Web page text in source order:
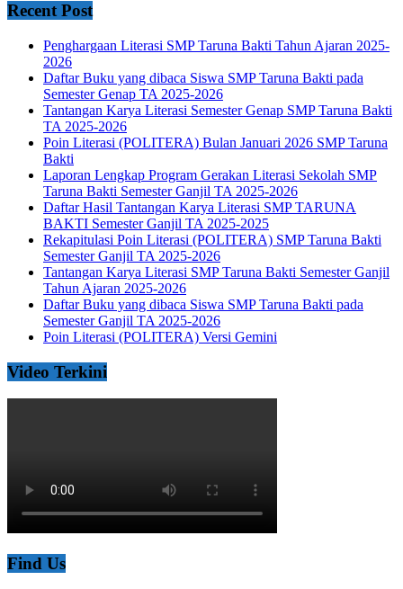
Recent Post
Penghargaan Literasi SMP Taruna Bakti Tahun Ajaran 2025-
2026
Daftar Buku yang dibaca Siswa SMP Taruna Bakti pada
Semester Genap TA 2025-2026
Tantangan Karya Literasi Semester Genap SMP Taruna Bakti
TA 2025-2026
Poin Literasi (POLITERA) Bulan Januari 2026 SMP Taruna
Bakti
Laporan Lengkap Program Gerakan Literasi Sekolah SMP
Taruna Bakti Semester Ganjil TA 2025-2026
Daftar Hasil Tantangan Karya Literasi SMP TARUNA
BAKTI Semester Ganjil TA 2025-2025
Rekapitulasi Poin Literasi (POLITERA) SMP Taruna Bakti
Semester Ganjil TA 2025-2026
Tantangan Karya Literasi SMP Taruna Bakti Semester Ganjil
Tahun Ajaran 2025-2026
Daftar Buku yang dibaca Siswa SMP Taruna Bakti pada
Semester Ganjil TA 2025-2026
Poin Literasi (POLITERA) Versi Gemini
Video Terkini
Find Us